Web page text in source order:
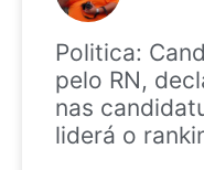
Politica:
pelo RN,
nas
liderá o